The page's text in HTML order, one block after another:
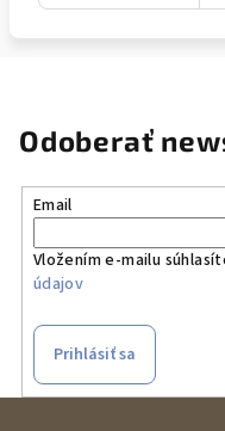
Odoberať
Email
Vložením e-mailu
údajov
Prihlásiť sa